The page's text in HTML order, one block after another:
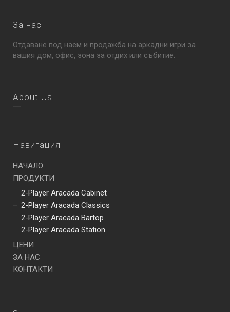
За нас
Отдаване под наем и продажба на аркадни игри за
вашия дом, офис, зона за отдих или събитие.
About Us
Навигация
НАЧАЛО
ПРОДУКТИ
2-Player Aracada Cabinet
2-Player Aracada Classics
2-Player Aracada Bartop
2-Player Aracada Station
ЦЕНИ
ЗА НАС
КОНТАКТИ